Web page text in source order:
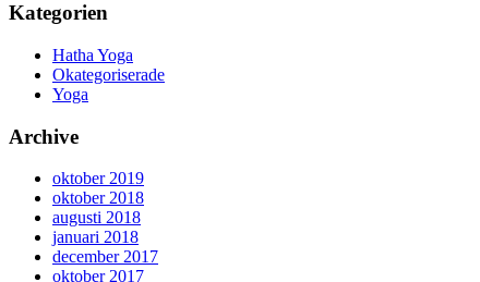
Kategorien
Hatha Yoga
Okategoriserade
Yoga
Archive
oktober 2019
oktober 2018
augusti 2018
januari 2018
december 2017
oktober 2017